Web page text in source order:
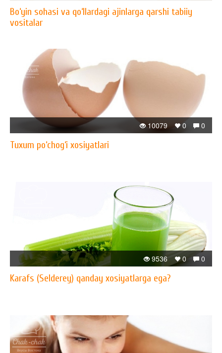
Bo‘yin sohasi va qo‘llardagi ajinlarga qarshi tabiiy
vositalar
0
0
10079
Tuxum po‘chog‘i xosiyatlari
0
0
9536
Karafs (Selderey) qanday xosiyatlarga ega?